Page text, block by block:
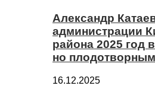
Александр
администрации
района 2025 год
но плодотворным
16.12.2025